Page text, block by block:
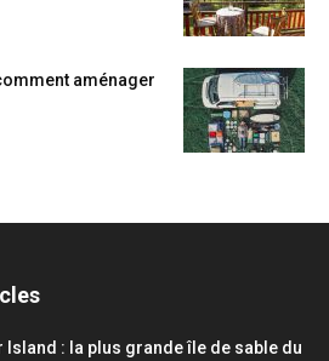
aménager
Island : la plus grande île de sable du